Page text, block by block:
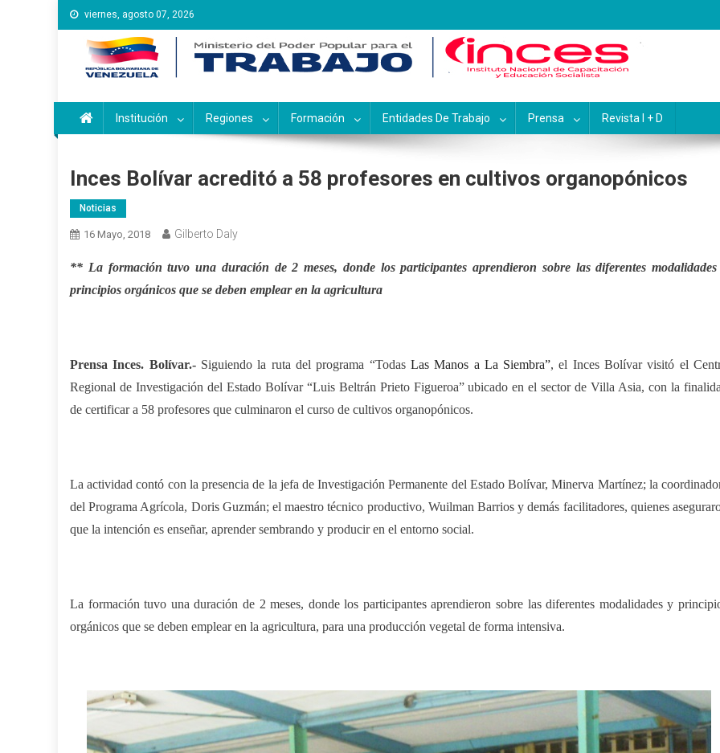
Saltar
al
contenido
viernes, agosto 07, 2026
Instituto Nacional de Capacitación y Educación
Inces
Institución Regiones Formación Entidades De Trabajo Prensa Revista I + D
Inces Bolívar acreditó a 58 profesores en cultivos organopónicos
Noticias
16 Mayo, 2018 Gilberto Daly
** La formación tuvo una duración de 2 meses, donde los participantes aprendieron sobre las diferentes
principios orgánicos que se deben emplear en la agricultura
Prensa Inces. Bolívar.-Siguiendo la ruta delprograma “Todas LasManos a La Siembra”, el Inces Bolívar visitó el
Regional de Investigación del Estado Bolívar “Luis Beltrán Prieto Figueroa” ubicado en el sector de Villa Asia, con la
de certificar a 58 profesores que culminaron el curso de cultivos organopónicos.
La actividad contó con lapresencia de la jefa de Investigación Permanente del Estado Bolívar, Minerva Martínez; lac
delPrograma Agrícola, Doris Guzmán; el maestro técnico productivo, Wuilman Barrios y demás facilitadores, quienes
que la intención es enseñar, aprender sembrando y producir en el entorno social.
La formacióntuvo una duración de 2 meses, donde los participantes aprendieron sobre las diferentes modalidades y
orgánicos que se deben emplear en la agricultura, para una producción vegetal de forma intensiva.